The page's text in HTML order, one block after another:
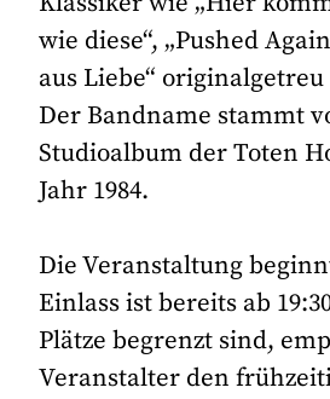
wie diese“, „Pushed
aus Liebe“
Der Bandname stammt
Studioalbum der Toten
Jahr 1984.
Die Veranstaltung
Einlass ist bereits ab
Plätze begrenzt sind,
Veranstalter den